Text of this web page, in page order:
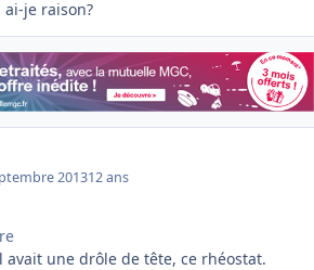
je raison?
201312 ans
avait une drôle de tête, ce rhéostat.